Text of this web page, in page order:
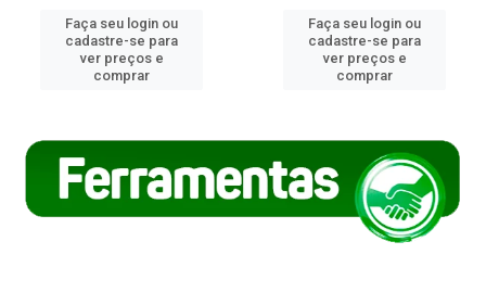
Faça seu login ou
cadastre-se para
ver preços e
comprar
Faça seu login ou
cadastre-se para
ver preços e
comprar